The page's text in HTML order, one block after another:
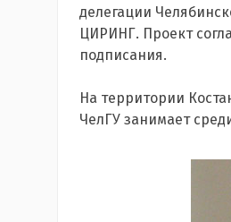
делегации
ЦИРИНГ. Проект
подписания.
На территории
ЧелГУ занимает